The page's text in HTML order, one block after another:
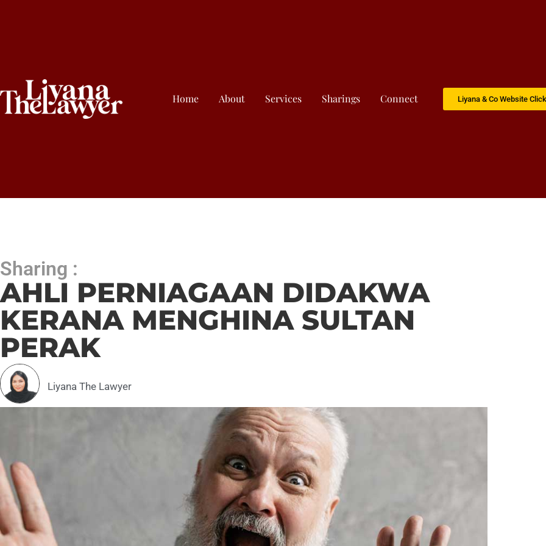
Home About Services Sharings Connect Liyana & Co Website
Sharing :
AHLI PERNIAGAAN DIDAKWA
KERANA MENGHINA SULTAN
PERAK
Liyana The Lawyer